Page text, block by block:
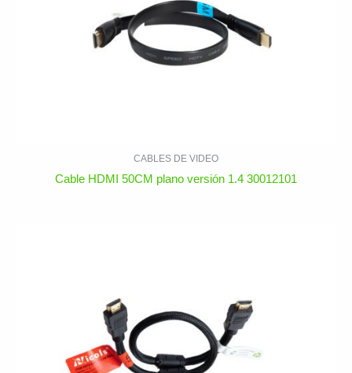
CABLES DE VIDEO
Cable HDMI 50CM plano versión 1.4 30012101